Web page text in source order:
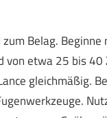
Belag.
von etwa 25 bis
gleichmäßig.